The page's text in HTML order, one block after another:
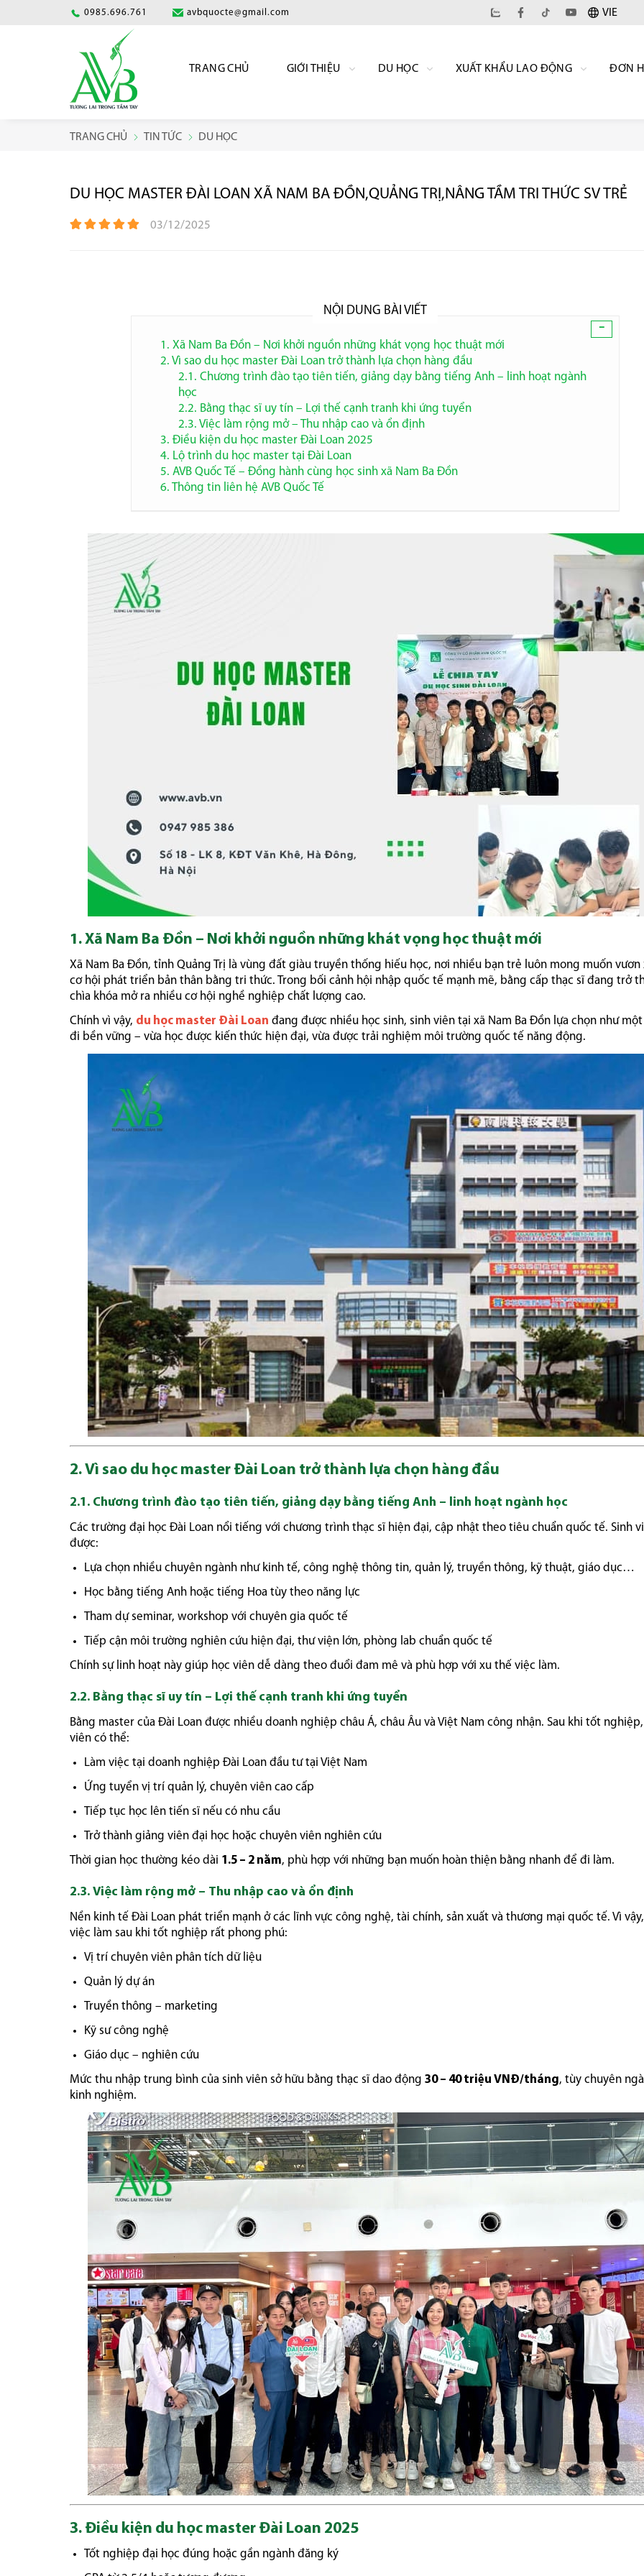
0985.696.761 avbquocte@gmail.com VIE
TRANG CHỦ GIỚI THIỆU DU HỌC XUẤT KHẨU LAO ĐỘNG ĐƠN
TRANG CHỦ TIN TỨC DU HỌC
DU HỌC MASTER ĐÀI LOAN XÃ NAM BA ĐỒN,QUẢNG TRỊ,NÂNG TẦM TRI THỨC SV TRẺ
03/12/2025
-
NỘI DUNG BÀI VIẾT
1. Xã Nam Ba Đồn – Nơi khởi nguồn những khát vọng học thuật mới
2. Vì sao du học master Đài Loan trở thành lựa chọn hàng đầu
2.1. Chương trình đào tạo tiên tiến, giảng dạy bằng tiếng Anh – linh hoạt ngành
học
2.2. Bằng thạc sĩ uy tín – Lợi thế cạnh tranh khi ứng tuyển
2.3. Việc làm rộng mở – Thu nhập cao và ổn định
3. Điều kiện du học master Đài Loan 2025
4. Lộ trình du học master tại Đài Loan
5. AVB Quốc Tế – Đồng hành cùng học sinh xã Nam Ba Đồn
6. Thông tin liên hệ AVB Quốc Tế
1. Xã Nam Ba Đồn – Nơi khởi nguồn những khát vọng học thuật mới
Xã Nam Ba Đồn, tỉnh Quảng Trị là vùng đất giàu truyền thống hiếu học, nơi nhiều bạn trẻ luôn mong muốn vươn
cơ hội phát triển bản thân bằng tri thức. Trong bối cảnh hội nhập quốc tế mạnh mẽ, bằng cấp thạc sĩ đang trở
chìa khóa mở ra nhiều cơ hội nghề nghiệp chất lượng cao.
Chính vì vậy, du học master Đài Loan đang được nhiều học sinh, sinh viên tại xã Nam Ba Đồn lựa chọn như
đi bền vững – vừa học được kiến thức hiện đại, vừa được trải nghiệm môi trường quốc tế năng động.
2. Vì sao du học master Đài Loan trở thành lựa chọn hàng đầu
2.1. Chương trình đào tạo tiên tiến, giảng dạy bằng tiếng Anh – linh hoạt ngành học
Các trường đại học Đài Loan nổi tiếng với chương trình thạc sĩ hiện đại, cập nhật theo tiêu chuẩn quốc tế. Sinh
được:
Lựa chọn nhiều chuyên ngành như kinh tế, công nghệ thông tin, quản lý, truyền thông, kỹ thuật, giáo dục…
Học bằng tiếng Anh hoặc tiếng Hoa tùy theo năng lực
Tham dự seminar, workshop với chuyên gia quốc tế
Tiếp cận môi trường nghiên cứu hiện đại, thư viện lớn, phòng lab chuẩn quốc tế
Chính sự linh hoạt này giúp học viên dễ dàng theo đuổi đam mê và phù hợp với xu thế việc làm.
2.2. Bằng thạc sĩ uy tín – Lợi thế cạnh tranh khi ứng tuyển
Bằng master của Đài Loan được nhiều doanh nghiệp châu Á, châu Âu và Việt Nam công nhận. Sau khi tốt
viên có thể:
Làm việc tại doanh nghiệp Đài Loan đầu tư tại Việt Nam
Ứng tuyển vị trí quản lý, chuyên viên cao cấp
Tiếp tục học lên tiến sĩ nếu có nhu cầu
Trở thành giảng viên đại học hoặc chuyên viên nghiên cứu
Thời gian học thường kéo dài 1.5 – 2 năm, phù hợp với những bạn muốn hoàn thiện bằng nhanh để đi làm.
2.3. Việc làm rộng mở – Thu nhập cao và ổn định
Nền kinh tế Đài Loan phát triển mạnh ở các lĩnh vực công nghệ, tài chính, sản xuất và thương mại quốc tế. Vì
việc làm sau khi tốt nghiệp rất phong phú:
Vị trí chuyên viên phân tích dữ liệu
Quản lý dự án
Truyền thông – marketing
Kỹ sư công nghệ
Giáo dục – nghiên cứu
Mức thu nhập trung bình của sinh viên sở hữu bằng thạc sĩ dao động 30 – 40 triệu VNĐ/tháng, tùy chuyên
kinh nghiệm.
3. Điều kiện du học master Đài Loan 2025
Tốt nghiệp đại học đúng hoặc gần ngành đăng ký